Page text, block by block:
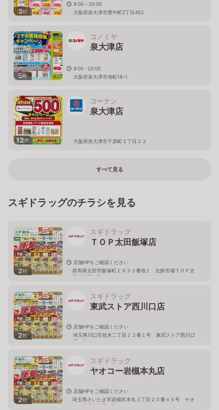
3枚
9:00～20:00
大阪府泉大津市豊中町2丁目452
5枚
コノミヤ
泉大津店
9:00 -22:00
大阪府泉大津市旭町16-1
12枚
コーナン
泉大津店
大阪府泉大津市千原町２丁目２３
すべて見る
スギドラッグのチラシを見る
2枚
スギドラッグ
ＴＯＰ太田飯塚店
店舗HPをご確認ください
群馬県太田市飯塚町１９３３番地１ 生鮮市場ＴＯＰ太
田飯塚店１階
2枚
スギドラッグ
東武ストア西川口店
店舗HPをご確認ください
埼玉県川口市並木二丁目２２番１号 東武ストア西川口
店２階
2枚
スギドラッグ
ヤオコー岩槻本丸店
店舗HPをご確認ください
埼玉県さいたま市岩槻区本丸３丁目２０番４５号 ヤオ
コー岩槻本丸店２階